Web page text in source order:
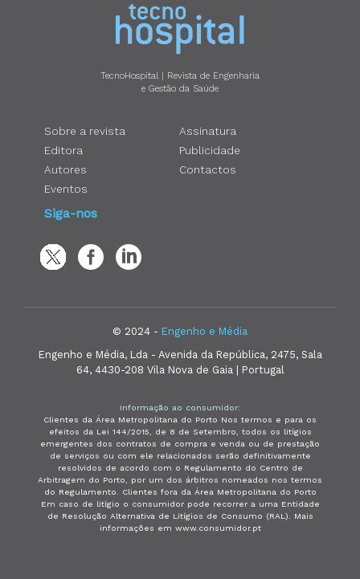
TecnoHospital | Revista de Engenharia
e Gestão da Saúde
Sobre a revista
Editora
Autores
Eventos
Assinatura
Publicidade
Contactos
Siga-nos
© 2024 - Engenho e Média
Engenho e Média, Lda - Avenida da República, 2475, Sala
64, 4430-208 Vila Nova de Gaia | Portugal
Informação ao consumidor:
Clientes da Área Metropolitana do Porto Nos termos e para os
efeitos da Lei 144/2015, de 8 de Setembro, todos os litígios
emergentes dos contratos de compra e venda ou de prestação
de serviços ou com ele relacionados serão definitivamente
resolvidos de acordo com o Regulamento do Centro de
Arbitragem do Porto, por um dos árbitros nomeados nos termos
do Regulamento. Clientes fora da Área Metropolitana do Porto
Em caso de litígio o consumidor pode recorrer a uma Entidade
de Resolução Alternativa de Litígios de Consumo (RAL). Mais
informações em www.consumidor.pt